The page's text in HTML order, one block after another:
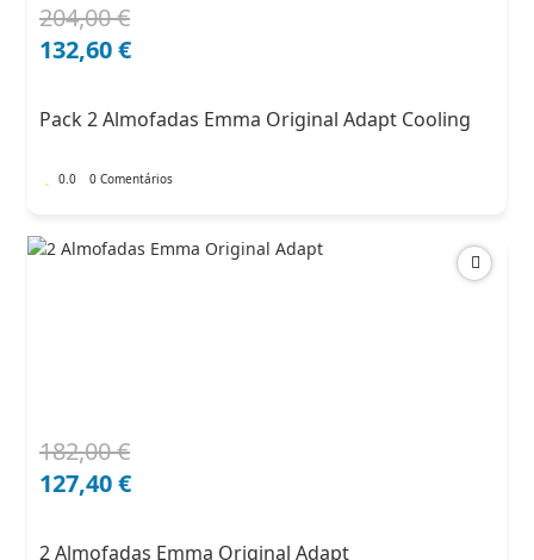
204,00€
O
preço
204,00 €.
132,60€
O
preço
132,60 €.
Pack 2 Almofadas Emma Original Adapt Cooling
0.0 0 Comentários
182,00€
O
preço
127,40€
O
preço
2 Almofadas Emma Original Adapt